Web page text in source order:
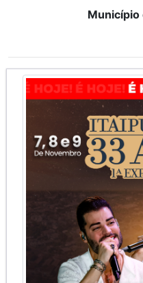
Município